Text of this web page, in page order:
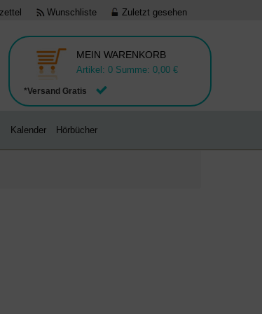
Wunschliste Zuletzt gesehen
*Versand Gratis
MEIN WARENKORB
Artikel: 0 Summe: 0,00 €
Kalender Hörbücher